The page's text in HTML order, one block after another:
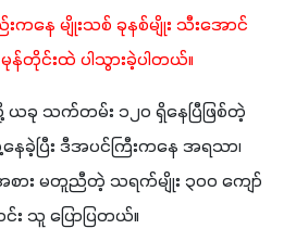
ေ မျိုးသစ် ခုနစ်မျိုး သီးအောင်
တိုင်းထဲ ပါသွားခဲ့ပါတယ်။
ယခု သက်တမ်း ၁၂၀ ရှိနေပြီဖြစ်တဲ့
ေခဲ့ပြီး ဒီအပင်ကြီးကနေ အရသာ၊
ား မတူညီတဲ့ သရက်မျိုး ၃၀၀ ကျော်
း သူ ပြောပြတယ်။